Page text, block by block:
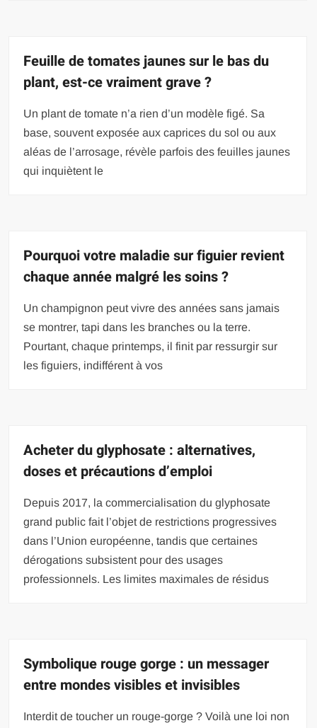
Feuille de tomates jaunes sur le bas du
plant, est-ce vraiment grave ?
Un plant de tomate n’a rien d’un modèle figé. Sa
base, souvent exposée aux caprices du sol ou aux
aléas de l’arrosage, révèle parfois des feuilles jaunes
qui inquiètent le
Pourquoi votre maladie sur figuier revient
chaque année malgré les soins ?
Un champignon peut vivre des années sans jamais
se montrer, tapi dans les branches ou la terre.
Pourtant, chaque printemps, il finit par ressurgir sur
les figuiers, indifférent à vos
Acheter du glyphosate : alternatives,
doses et précautions d’emploi
Depuis 2017, la commercialisation du glyphosate
grand public fait l’objet de restrictions progressives
dans l’Union européenne, tandis que certaines
dérogations subsistent pour des usages
professionnels. Les limites maximales de résidus
Symbolique rouge gorge : un messager
entre mondes visibles et invisibles
Interdit de toucher un rouge-gorge ? Voilà une loi non